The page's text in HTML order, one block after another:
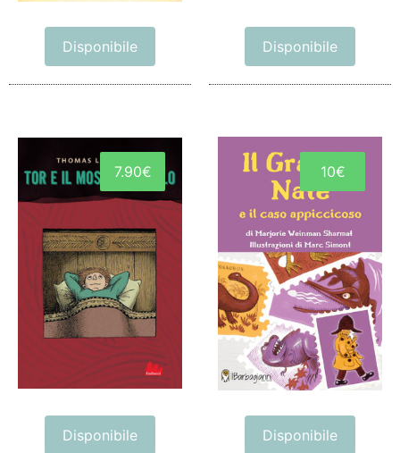
Disponibile Disponibile
Disponibile
7.90€
Disponibile
10€